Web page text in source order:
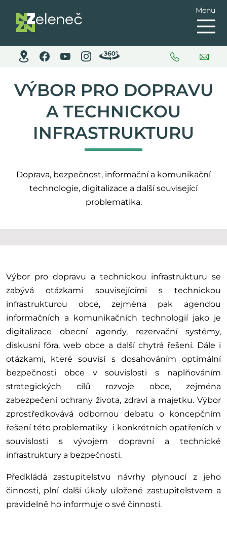
Menu
VÝBOR PRO DOPRAVU
A TECHNICKOU
INFRASTRUKTURU
Doprava, bezpečnost, informační a komunikační
technologie, digitalizace a další související
problematika.
Výbor pro dopravu a technickou infrastrukturu se
zabývá otázkami souvisejícími s technickou
infrastrukturou obce, zejména pak agendou
informačních a komunikačních technologií jako je
digitalizace obecní agendy, rezervační systémy,
diskusní fóra, web obce a další chytrá řešení. Dále i
otázkami, které souvisí s dosahováním optimální
bezpečnosti obce v souvislosti s naplňováním
strategických cílů rozvoje obce, zejména
zabezpečení ochrany života, zdraví a majetku. Výbor
zprostředkovává odbornou debatu o koncepčním
řešení této problematiky i konkrétních opatřeních v
souvislosti s vývojem dopravní a technické
infrastruktury a bezpečnosti.
Předkládá zastupitelstvu návrhy plynoucí z jeho
činnosti, plní další úkoly uložené zastupitelstvem a
pravidelně ho informuje o své činnosti.